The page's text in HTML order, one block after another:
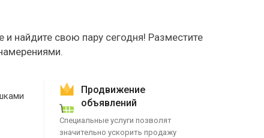
найдите свою пару сегодня! Разместите
Продвижение
объявлений
Специальные услуги позволят
значительно ускорить продажу